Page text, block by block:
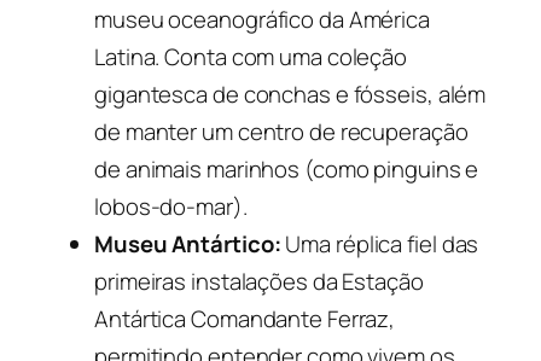
museu oceanográfico da América
Latina. Conta com uma coleção
gigantesca de conchas e fósseis, além
de manter um centro de recuperação
de animais marinhos (como pinguins e
lobos-do-mar).
Museu Antártico:Uma réplica fiel das
primeiras instalações da Estação
Antártica Comandante Ferraz,